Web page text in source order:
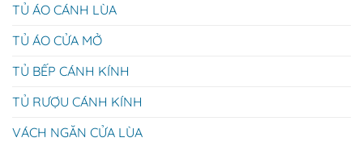
TỦ ÁO CÁNH LÙA
TỦ ÁO CỬA MỞ
TỦ BẾP CÁNH KÍNH
TỦ RƯỢU CÁNH KÍNH
VÁCH NGĂN CỬA LÙA